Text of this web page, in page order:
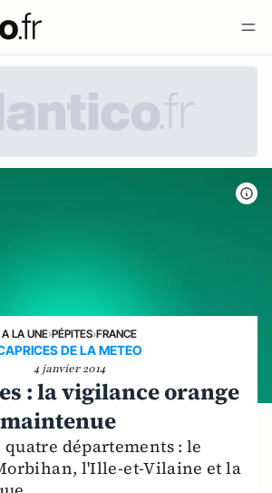
A LA UNE›PÉPITES›FRANCE
DE LA METEO
4 janvier 2014
: la vigilance orange
départements : le
l'Ille-et-Vilaine et la